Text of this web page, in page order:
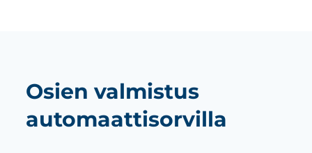
Osien valmistus
automaattisorvilla